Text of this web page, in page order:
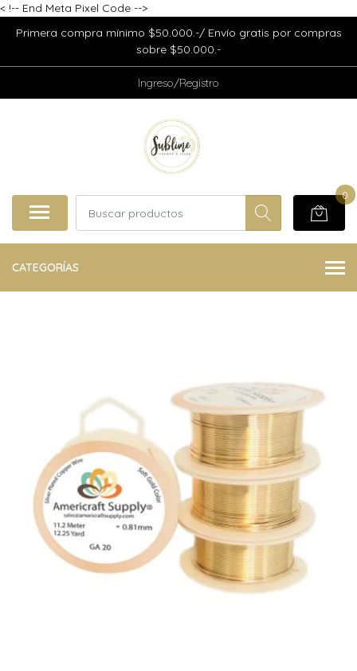
< !-- End Meta Pixel Code -->
Primera compra mínimo $50.000.-/ Envío gratis por compras
sobre $50.000.-
Ingreso/Registro
0
CATEGORÍAS